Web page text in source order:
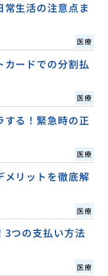
常生活の注意点ま
医療
カードでの分割払
医療
する！緊急時の正
医療
メリットを徹底解
医療
3つの支払い方法
医療